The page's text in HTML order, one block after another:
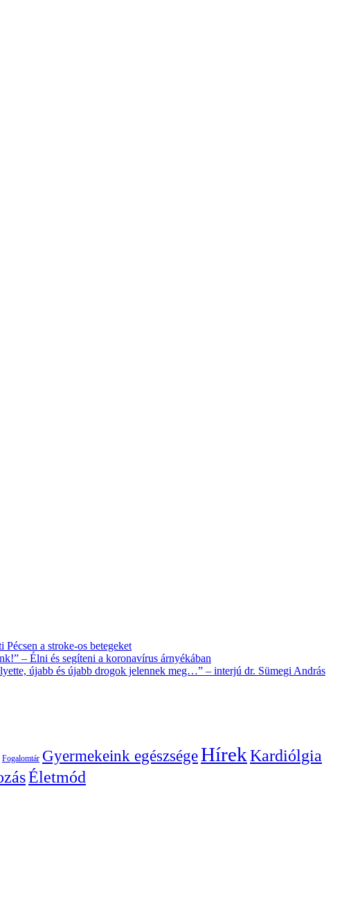
Pécsen a stroke-os betegeket
– Élni és segíteni a koronavírus árnyékában
újabb és újabb drogok jelennek meg…” – interjú dr. Sümegi András
Fogalomtár Gyermekeink egészségeHírekKardiólgia
Életmód